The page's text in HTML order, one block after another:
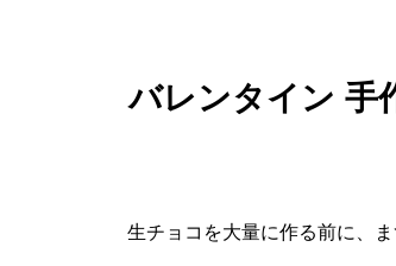
バレンタイン 手
生チョコを大量に作る前に、